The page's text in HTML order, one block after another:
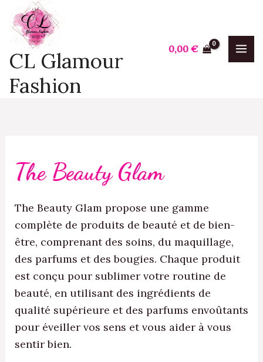
Aller
contenu
CL Glamour
Fashion
0,00€
The Beauty Glam
The Beauty Glam propose une gamme
complète de produits de beauté et de bien-
être, comprenant des soins, du maquillage,
des parfums et des bougies. Chaque produit
est conçu pour sublimer votre routine de
beauté, en utilisant des ingrédients de
qualité supérieure et des parfums envoûtants
pour éveiller vos sens et vous aider à vous
sentir bien.
plus